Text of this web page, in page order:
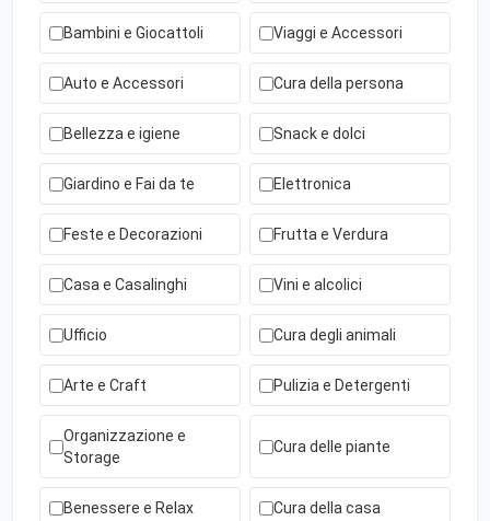
Bambini e Giocattoli Viaggi e Accessori
Auto e Accessori Cura della persona
Bellezza e igiene Snack e dolci
Giardino e Fai da te Elettronica
Feste e Decorazioni Frutta e Verdura
Casa e Casalinghi Vini e alcolici
Ufficio Cura degli animali
Arte e Craft Pulizia e Detergenti
Organizzazione e
Storage
Cura delle piante
Benessere e Relax Cura della casa